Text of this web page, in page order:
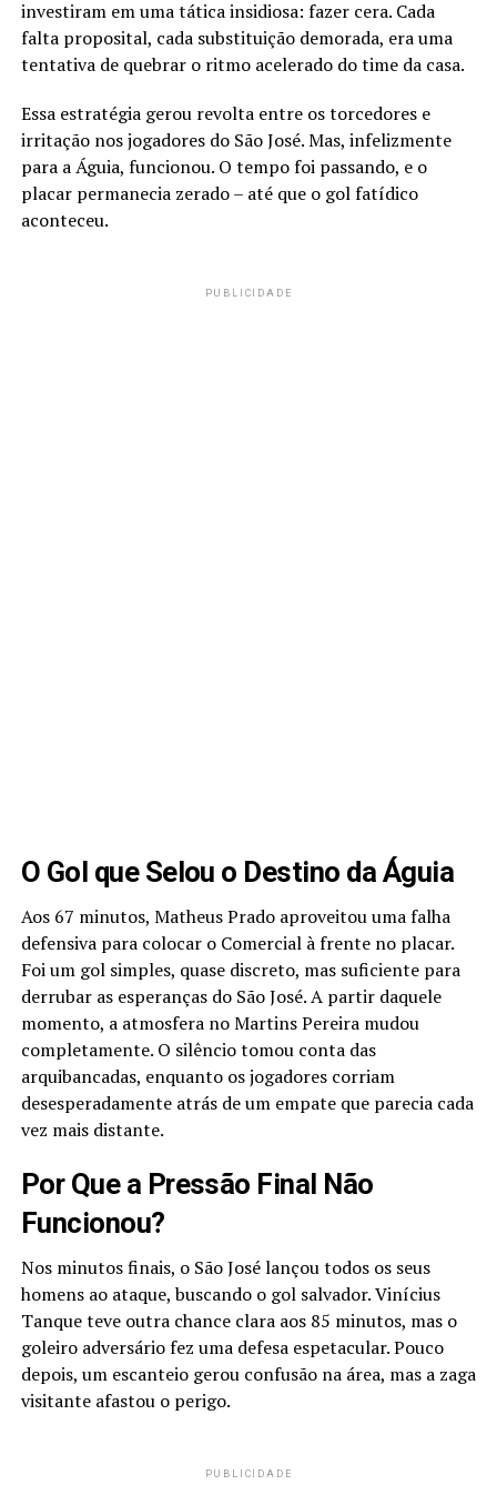
investiram em uma tática insidiosa: fazer cera. Cada
falta proposital, cada substituição demorada, era uma
tentativa de quebrar o ritmo acelerado do time da casa.
Essa estratégia gerou revolta entre os torcedores e
irritação nos jogadores do São José. Mas, infelizmente
para a Águia, funcionou. O tempo foi passando, e o
placar permanecia zerado – até que o gol fatídico
aconteceu.
PUBLICIDADE
O Gol que Selou o Destino da Águia
Aos 67 minutos, Matheus Prado aproveitou uma falha
defensiva para colocar o Comercial à frente no placar.
Foi um gol simples, quase discreto, mas suficiente para
derrubar as esperanças do São José. A partir daquele
momento, a atmosfera no Martins Pereira mudou
completamente. O silêncio tomou conta das
arquibancadas, enquanto os jogadores corriam
desesperadamente atrás de um empate que parecia cada
vez mais distante.
Por Que a Pressão Final Não
Funcionou?
Nos minutos finais, o São José lançou todos os seus
homens ao ataque, buscando o gol salvador. Vinícius
Tanque teve outra chance clara aos 85 minutos, mas o
goleiro adversário fez uma defesa espetacular. Pouco
depois, um escanteio gerou confusão na área, mas a zaga
visitante afastou o perigo.
PUBLICIDADE